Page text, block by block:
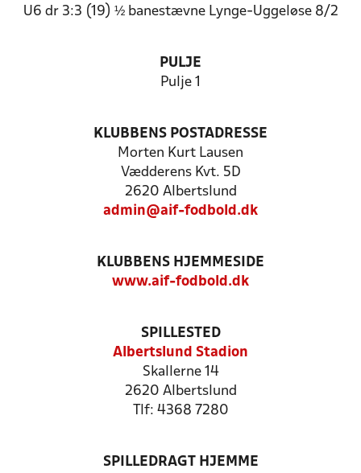
U6 dr 3:3 (19) ½ banestævne Lynge-Uggeløse 8/2
PULJE
Pulje 1
KLUBBENS POSTADRESSE
Morten Kurt Lausen
Vædderens Kvt. 5D
2620 Albertslund
admin@aif-fodbold.dk
KLUBBENS HJEMMESIDE
www.aif-fodbold.dk
SPILLESTED
Albertslund Stadion
Skallerne 14
2620 Albertslund
Tlf: 4368 7280
SPILLEDRAGT HJEMME